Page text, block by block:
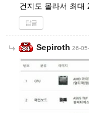
건지도 몰라서 최대
답글
Sepiroth 26-